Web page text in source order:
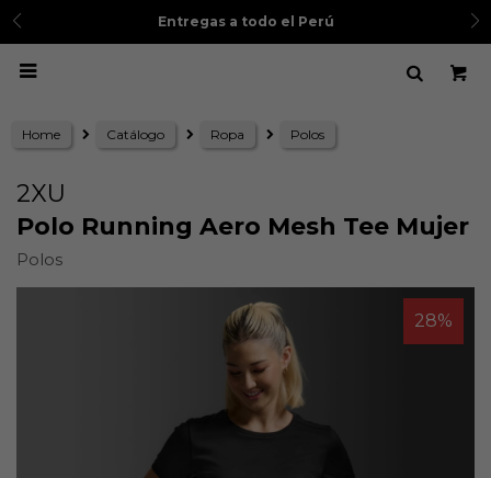
Entregas a todo el Perú

Home Catálogo Ropa Polos
2XU
Polo Running Aero Mesh Tee Mujer
Polos
28